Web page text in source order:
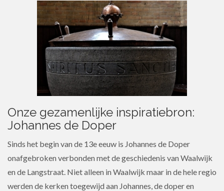
Onze gezamenlijke inspiratiebron:
Johannes de Doper
Sinds het begin van de 13e eeuw is Johannes de Doper
onafgebroken verbonden met de geschiedenis van Waalwijk
en de Langstraat. Niet alleen in Waalwijk maar in de hele regio
werden de kerken toegewijd aan Johannes, de doper en